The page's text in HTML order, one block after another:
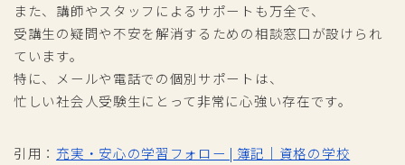
また、講師やスタッフによるサポートも万全で、
受講生の疑問や不安を解消するための相談窓口が設けられ
ています。
特に、メールや電話での個別サポートは、
忙しい社会人受験生にとって非常に心強い存在です。
引用： 充実・安心の学習フォロー | 簿記｜資格の学校